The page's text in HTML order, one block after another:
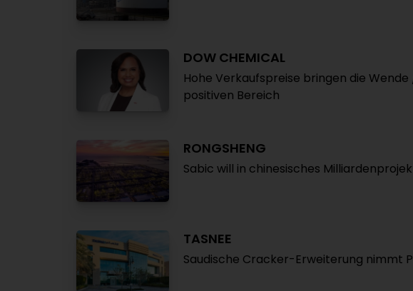
DOW CHEMICAL
Hohe Verkaufspreise bringen die
positiven Bereich
RONGSHENG
Sabic will in chinesisches
TASNEE
Saudische Cracker-Erweiterung nimmt